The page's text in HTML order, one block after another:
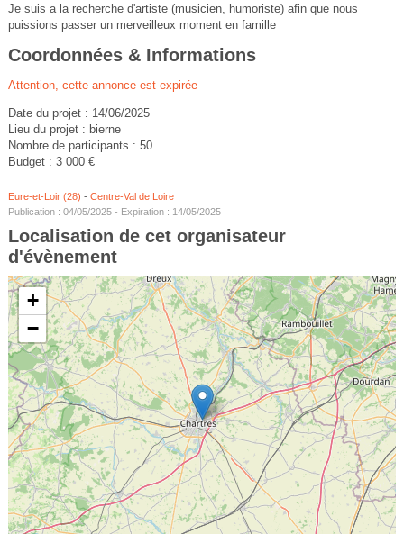
Je suis a la recherche d'artiste (musicien, humoriste) afin que nous
puissions passer un merveilleux moment en famille
Coordonnées & Informations
Attention, cette annonce est expirée
Date du projet : 14/06/2025
Lieu du projet : bierne
Nombre de participants : 50
Budget : 3 000 €
Eure-et-Loir (28) - Centre-Val de Loire
Publication : 04/05/2025 - Expiration : 14/05/2025
Localisation de cet organisateur
d'évènement
+
−